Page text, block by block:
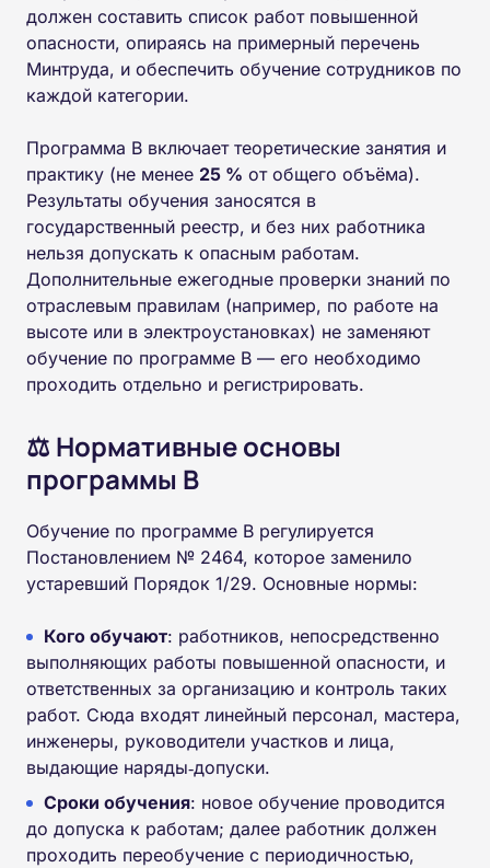
должен составить список работ повышенной
опасности, опираясь на примерный перечень
Минтруда, и обеспечить обучение сотрудников по
каждой категории.
Программа В включает теоретические занятия и
практику (не менее 25 % от общего объёма).
Результаты обучения заносятся в
государственный реестр, и без них работника
нельзя допускать к опасным работам.
Дополнительные ежегодные проверки знаний по
отраслевым правилам (например, по работе на
высоте или в электроустановках) не заменяют
обучение по программе В — его необходимо
проходить отдельно и регистрировать.
⚖️ Нормативные основы
программы В
Обучение по программе В регулируется
Постановлением № 2464, которое заменило
устаревший Порядок 1/29. Основные нормы:
Кого обучают: работников, непосредственно
выполняющих работы повышенной опасности, и
ответственных за организацию и контроль таких
работ. Сюда входят линейный персонал, мастера,
инженеры, руководители участков и лица,
выдающие наряды‑допуски.
Сроки обучения: новое обучение проводится
до допуска к работам; далее работник должен
проходить переобучение с периодичностью,